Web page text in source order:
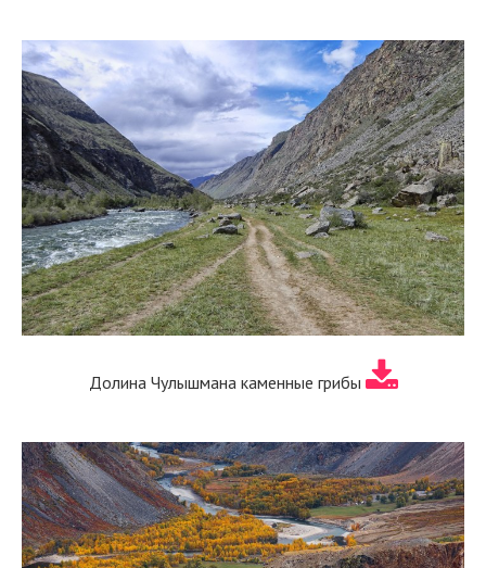
Долина Чулышмана каменные грибы